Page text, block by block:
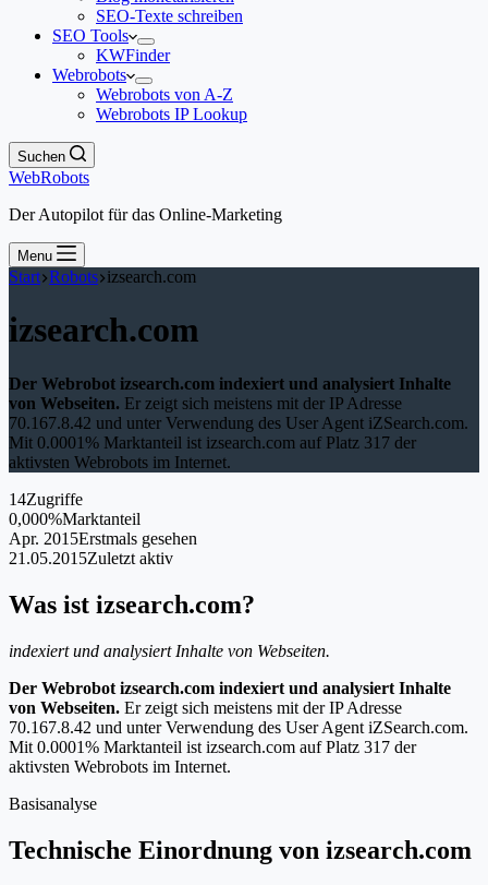
SEO-Texte schreiben
SEO Tools
KWFinder
Webrobots
Webrobots von A-Z
Webrobots IP Lookup
Suchen
WebRobots
Der Autopilot für das Online-Marketing
Menu
Start Robots izsearch.com
izsearch.com
Der Webrobot izsearch.com indexiert und analysiert Inhalte
von Webseiten. Er zeigt sich meistens mit der IP Adresse
70.167.8.42 und unter Verwendung des User Agent iZSearch.com.
Mit 0.0001% Marktanteil ist izsearch.com auf Platz 317 der
aktivsten Webrobots im Internet.
14Zugriffe
0,000%Marktanteil
Apr. 2015Erstmals gesehen
21.05.2015Zuletzt aktiv
Was ist izsearch.com?
indexiert und analysiert Inhalte von Webseiten.
Der Webrobot izsearch.com indexiert und analysiert Inhalte
von Webseiten. Er zeigt sich meistens mit der IP Adresse
70.167.8.42 und unter Verwendung des User Agent iZSearch.com.
Mit 0.0001% Marktanteil ist izsearch.com auf Platz 317 der
aktivsten Webrobots im Internet.
Basisanalyse
Technische Einordnung von izsearch.com